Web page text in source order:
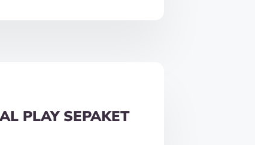
PLAY SEPAKET